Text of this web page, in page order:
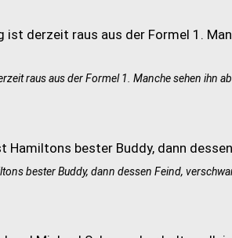
raus aus der Formel 1. Manche sehen ihn
bester Buddy, dann dessen Feind,